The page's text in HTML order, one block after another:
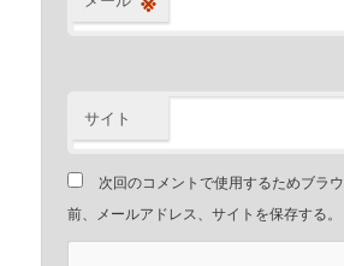
サイト
次回のコメントで使用するためブラ
前、メールアドレス、サイトを保存する。